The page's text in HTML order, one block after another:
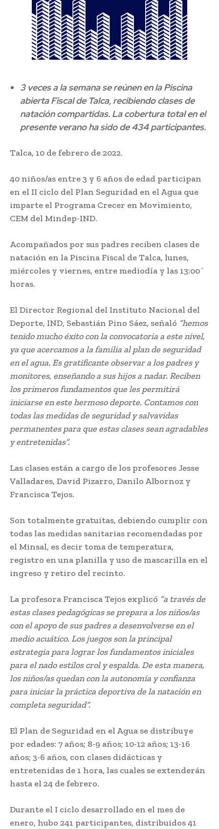
3 veces a la semana se reúnen en la Piscina
abierta Fiscal de Talca, recibiendo clases de
natación compartidas. La cobertura total en el
presente verano ha sido de 434 participantes.
Talca, 10 de febrero de 2022.
40 niños/as entre 3 y 6 años de edad participan
en el II ciclo del Plan Seguridad en el Agua que
imparte el Programa Crecer en Movimiento,
CEM del Mindep-IND.
Acompañados por sus padres reciben clases de
natación en la Piscina Fiscal de Talca, lunes,
miércoles y viernes, entre mediodía y las 13:00´
horas.
El Director Regional del Instituto Nacional del
Deporte, IND, Sebastián Pino Sáez, señaló “hemos
tenido mucho éxito con la convocatoria a este nivel,
ya que acercamos a la familia al plan de seguridad
en el agua. Es gratificante observar a los padres y
monitores, enseñando a sus hijos a nadar. Reciben
los primeros fundamentos que les permitirá
iniciarse en este hermoso deporte. Contamos con
todas las medidas de seguridad y salvavidas
permanentes para que estas clases sean agradables
y entretenidas”.
Las clases están a cargo de los profesores Jesse
Valladares, David Pizarro, Danilo Albornoz y
Francisca Tejos.
Son totalmente gratuitas, debiendo cumplir con
todas las medidas sanitarias recomendadas por
el Minsal, es decir toma de temperatura,
registro en una planilla y uso de mascarilla en el
ingreso y retiro del recinto.
La profesora Francisca Tejos explicó “a través de
estas clases pedagógicas se prepara a los niños/as
con el apoyo de sus padres a desenvolverse en el
medio acuático. Los juegos son la principal
estrategia para lograr los fundamentos iniciales
para el nado estilos crol y espalda. De esta manera,
los niños/as quedan con la autonomía y confianza
para iniciar la práctica deportiva de la natación en
completa seguridad”.
El Plan de Seguridad en el Agua se distribuye
por edades: 7 años; 8-9 años; 10-12 años; 13-16
años; 3-6 años, con clases didácticas y
entretenidas de 1 hora, las cuales se extenderán
hasta el 24 de febrero.
Durante el I ciclo desarrollado en el mes de
enero, hubo 241 participantes, distribuidos 41